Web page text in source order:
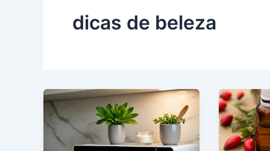
dicas de beleza